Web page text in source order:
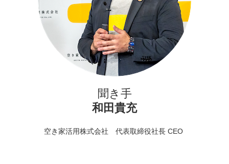
聞き手
和田貴充
空き家活用株式会社 代表取締役社長 CEO